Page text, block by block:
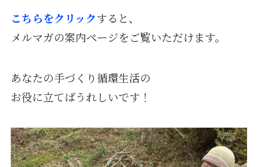
こちらをクリックすると、
メルマガの案内ページをご覧いただけます。
あなたの手づくり循環生活の
お役に立てばうれしいです！